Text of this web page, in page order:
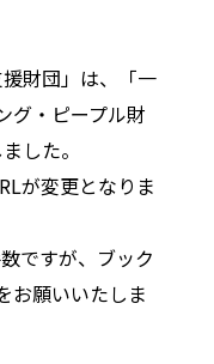
財団」は、「一
グ・ピープル財
した。
が変更となりま
ですが、ブック
お願いいたしま